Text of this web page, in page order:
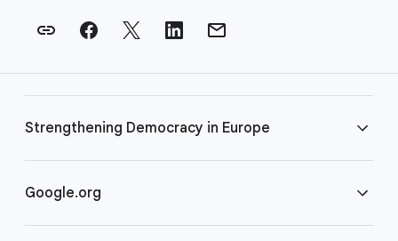
Strengthening Democracy in Europe
Întrebări frecvente
Google.org